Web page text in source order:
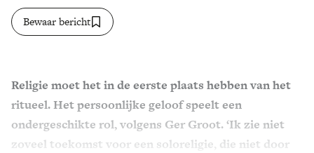
Bewaar bericht
Religie moet het in de eerste plaats hebben van het
ritueel. Het persoonlijke geloof speelt een
ondergeschikte rol, volgens Ger Groot. ‘Ik zie niet
zoveel toekomst voor een soloreligie, die niet door